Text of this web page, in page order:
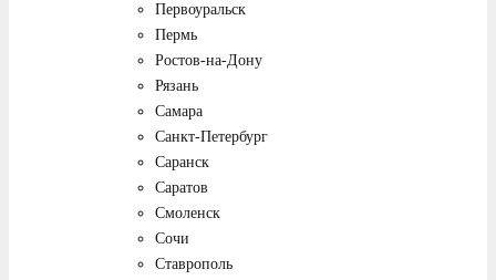
Первоуральск
Пермь
Ростов-на-Дону
Рязань
Самара
Санкт-Петербург
Саранск
Саратов
Смоленск
Сочи
Ставрополь